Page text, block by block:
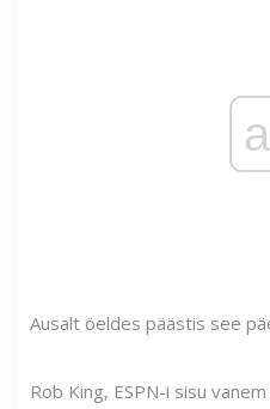
Ausalt öeldes päästis see
Rob King, ESPN-i sisu